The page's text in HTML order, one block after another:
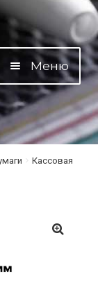
Меню
Кассовая